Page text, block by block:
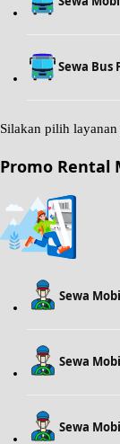
Sewa Bus
Silakan pilih
Promo Rental
Sewa
Sewa
Sewa